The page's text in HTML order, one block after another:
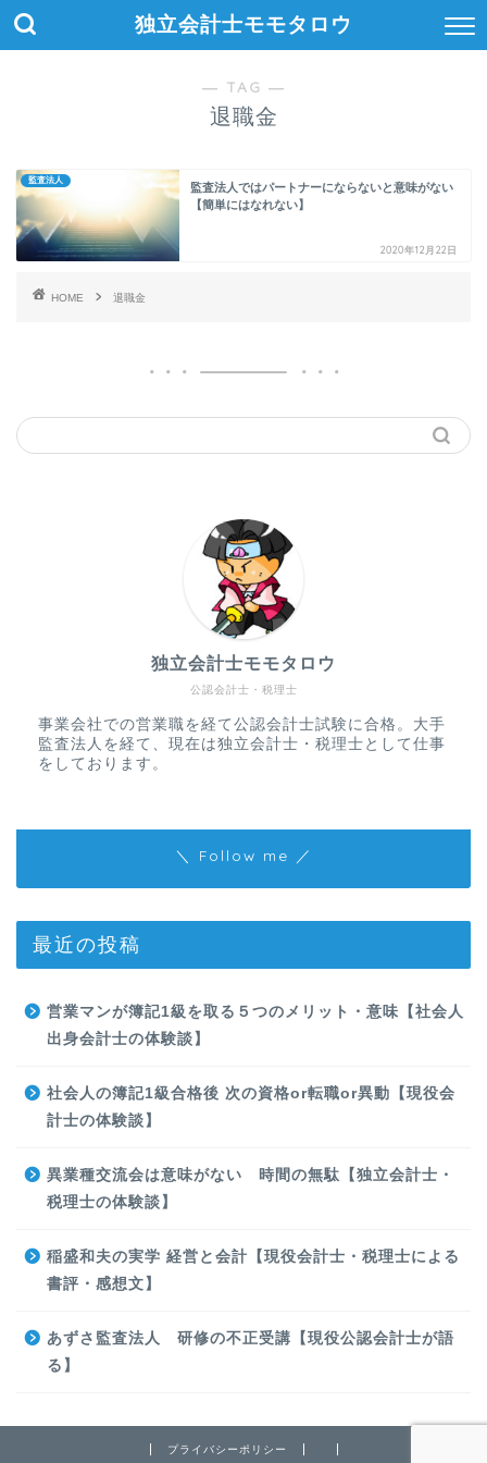
独立会計士モモタロウ
― TAG ―
退職金
監査法人
監査法人ではパートナーにならないと意味がない
【簡単にはなれない】
2020年12月22日
HOME 退職金
公認会計士・税理士
独立会計士モモタロウ
事業会社での営業職を経て公認会計士試験に合格。大手
監査法人を経て、現在は独立会計士・税理士として仕事
をしております。
＼ Follow me ／
最近の投稿
営業マンが簿記1級を取る５つのメリット・意味【社会人
出身会計士の体験談】
社会人の簿記1級合格後 次の資格or転職or異動【現役会
計士の体験談】
異業種交流会は意味がない 時間の無駄【独立会計士・
税理士の体験談】
稲盛和夫の実学 経営と会計【現役会計士・税理士による
書評・感想文】
あずさ監査法人 研修の不正受講【現役公認会計士が語
る】
プライバシーポリシー